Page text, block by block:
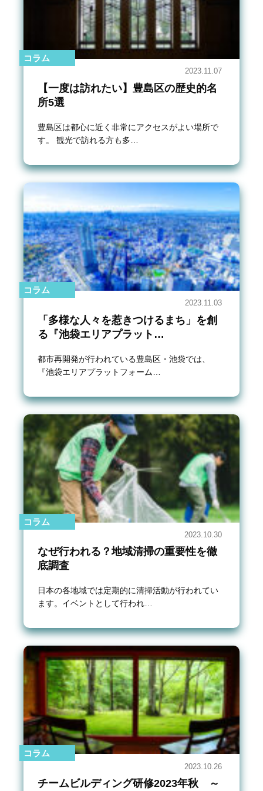
コラム
2023.11.07
【一度は訪れたい】豊島区の歴史的名
所5選
豊島区は都心に近く非常にアクセスがよい場所で
す。 観光で訪れる方も多…
コラム
2023.11.03
「多様な人々を惹きつけるまち」を創
る『池袋エリアプラット…
都市再開発が行われている豊島区・池袋では、
『池袋エリアプラットフォーム…
コラム
2023.10.30
なぜ行われる？地域清掃の重要性を徹
底調査
日本の各地域では定期的に清掃活動が行われてい
ます。イベントとして行われ…
コラム
2023.10.26
チームビルディング研修2023年秋 ～